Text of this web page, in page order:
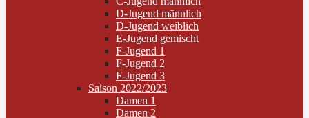
D-Jugend männlich
D-Jugend weiblich
E-Jugend gemischt
F-Jugend 1
F-Jugend 2
F-Jugend 3
Saison 2022/2023
Damen 1
Damen 2